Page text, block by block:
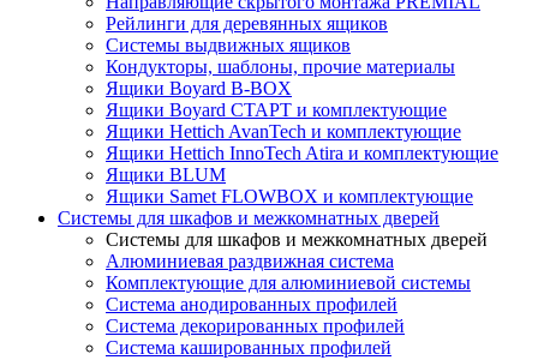
Рейлинги для деревянных ящиков
Системы выдвижных ящиков
Кондукторы, шаблоны, прочие материалы
Ящики Boyard B-BOX
Ящики Boyard СТАРТ и комплектующие
Ящики Hettich AvanTech и комплектующие
Ящики Hettich InnoTech Atira и комплектующие
Ящики BLUM
Ящики Samet FLOWBOX и комплектующие
Системы для шкафов и межкомнатных дверей
Системы для шкафов и межкомнатных дверей
Алюминиевая раздвижная система
Комплектующие для алюминиевой системы
Система анодированных профилей
Система декорированных профилей
Система кашированных профилей